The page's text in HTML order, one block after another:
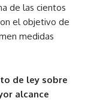
de las cientos
el objetivo de
medidas
de ley sobre
alcance